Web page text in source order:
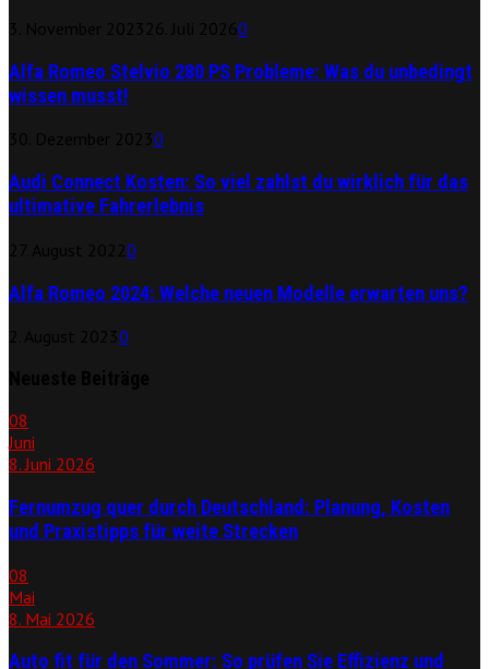
0
Alfa Romeo Stelvio 280 PS Probleme: Was du unbedingt
wissen musst!
0
Audi Connect Kosten: So viel zahlst du wirklich für das
ultimative Fahrerlebnis
0
Alfa Romeo 2024: Welche neuen Modelle erwarten uns?
0
08
Juni
8. Juni 2026
Fernumzug quer durch Deutschland: Planung, Kosten
und Praxistipps für weite Strecken
08
Mai
8. Mai 2026
Auto fit für den Sommer: So prüfen Sie Effizienz und